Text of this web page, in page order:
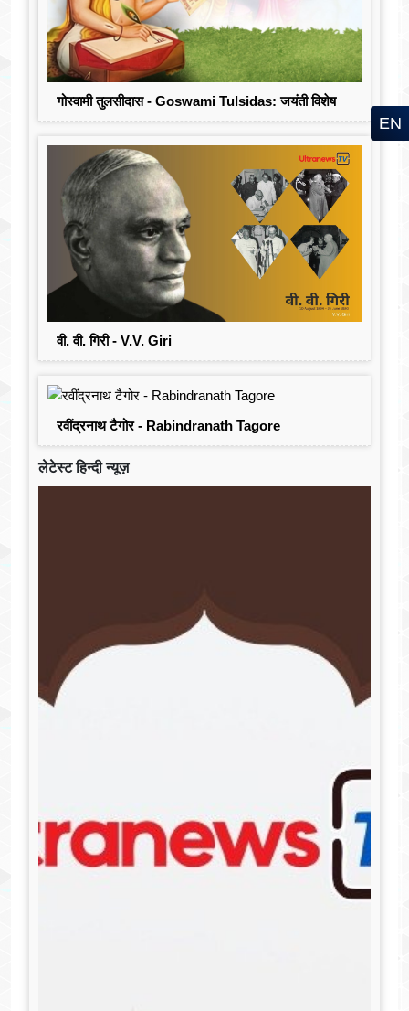
गोस्वामी तुलसीदास - Goswami Tulsidas: जयंती विशेष
वी. वी. गिरी - V.V. Giri
रवींद्रनाथ टैगोर - Rabindranath Tagore
लेटेस्ट हिन्दी न्यूज़
EN